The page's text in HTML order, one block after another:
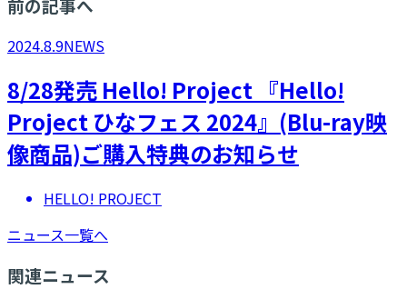
2024.8.9NEWS
8/28発売 Hello! Project 『Hello!
Project ひなフェス 2024』(Blu-ray映
像商品)ご購入特典のお知らせ
HELLO! PROJECT
ニュース一覧へ
関連ニュース